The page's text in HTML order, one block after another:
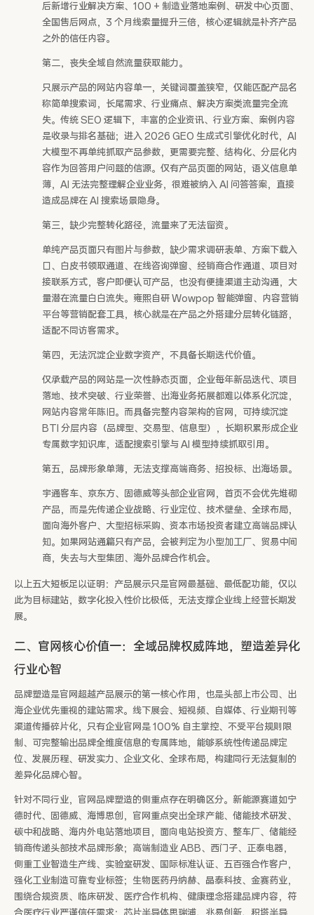
后新增行业解决方案、100 + 制造业落地案例、研发中心页面、
全国售后网点，3 个月线索量提升三倍，核心逻辑就是补齐产品
之外的信任内容。
第二，丧失全域自然流量获取能力。
只展示产品的网站内容单一，关键词覆盖狭窄，仅能匹配产品名
称简单搜索词，长尾需求、行业痛点、解决方案类流量完全流
失。传统 SEO 逻辑下，丰富的企业资讯、行业方案、案例内容
是收录与排名基础；进入 2026 GEO 生成式引擎优化时代，AI
大模型不再单纯抓取产品参数，更需要完整、结构化、分层化内
容作为回答用户问题的信源。仅有产品页面的网站，语义信息单
薄，AI 无法完整理解企业业务，很难被纳入 AI 问答答案，直接
造成品牌在 AI 搜索场景隐身。
第三，缺少完整转化路径，流量来了无法留资。
单纯产品页面只有图片与参数，缺少需求调研表单、方案下载入
口、白皮书领取通道、在线咨询弹窗、经销商合作通道、项目对
接联系方式，客户即便认可产品，也没有便捷渠道主动沟通，大
量潜在流量白白流失。雍熙自研 Wowpop 智能弹窗、内容营销
平台等营销配套工具，核心就是在产品之外搭建分层转化链路，
适配不同访客需求。
第四，无法沉淀企业数字资产，不具备长期迭代价值。
仅承载产品的网站是一次性静态页面，企业每年新品迭代、项目
落地、技术突破、行业荣誉、出海业务拓展都难以体系化沉淀，
网站内容常年陈旧。而具备完整内容架构的官网，可持续沉淀
BTI 分层内容（品牌型、交易型、信息型），长期积累形成企业
专属数字知识库，适配搜索引擎与 AI 模型持续抓取引用。
第五，品牌形象单薄，无法支撑高端商务、招投标、出海场景。
宇通客车、京东方、固德威等头部企业官网，首页不会优先堆砌
产品，而是先传递企业战略、行业定位、技术壁垒、全球布局，
面向海外客户、大型招标采购、资本市场投资者建立高端品牌认
知。如果网站通篇只有产品，会被判定为小型加工厂、贸易中间
商，失去与大型集团、海外品牌合作机会。
以上五大短板足以证明：产品展示只是官网最基础、最低配功能，仅以
此为目标建站，数字化投入性价比极低，无法支撑企业线上经营长期发
展。
二、官网核心价值一：全域品牌权威阵地，塑造差异化
行业心智
品牌塑造是官网超越产品展示的第一核心作用，也是头部上市公司、出
海企业优先重视的建站需求。线下展会、短视频、自媒体、行业期刊等
渠道传播碎片化，只有企业官网是 100% 自主掌控、不受平台规则限
制、可完整输出品牌全维度信息的专属阵地，能够系统性传递品牌定
位、发展历程、研发实力、企业文化、全球布局，构建同行无法复制的
差异化品牌心智。
针对不同行业，官网品牌塑造的侧重点存在明确区分。新能源赛道如宁
德时代、固德威、海博思创，官网重点突出全球产能、储能技术研发、
碳中和战略、海内外电站落地项目，面向电站投资方、整车厂、储能经
销商传递头部技术品牌形象；高端制造业 ABB、西门子、正泰电器，
侧重工业智造生产线、实验室研发、国际标准认证、五百强合作客户，
强化工业制造可靠专业标签；生物医药丹纳赫、晶泰科技、金赛药业，
围绕合规资质、临床研发、医疗合作机构、健康理念搭建品牌内容，符